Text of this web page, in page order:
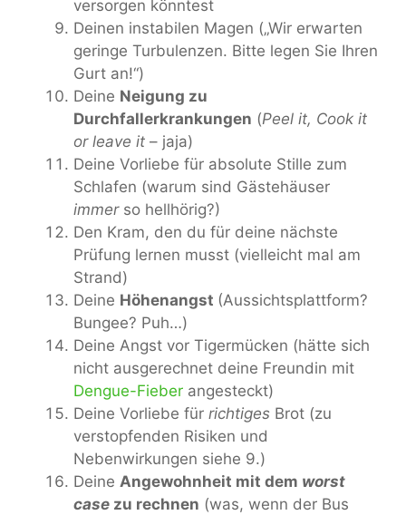
versorgen könntest
Deinen instabilen Magen („Wir erwarten
geringe Turbulenzen. Bitte legen Sie Ihren
Gurt an!“)
Deine Neigung zu
Durchfallerkrankungen (Peel it, Cook it
or leave it – jaja)
Deine Vorliebe für absolute Stille zum
Schlafen (warum sind Gästehäuser
immerso hellhörig?)
Den Kram, den du für deine nächste
Prüfung lernen musst (vielleicht mal am
Strand)
Deine Höhenangst (Aussichtsplattform?
Bungee? Puh…)
Deine Angst vor Tigermücken (hätte sich
nicht ausgerechnet deine Freundin mit
Dengue-Fieber angesteckt)
Deine Vorliebe für richtiges Brot (zu
verstopfenden Risiken und
Nebenwirkungen siehe 9.)
Deine Angewohnheit mit dem worst
case zu rechnen (was, wenn der Bus